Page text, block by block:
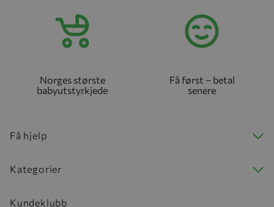
Norges største
babyutstyrkjede
Få først – betal
senere
Få hjelp
Kategorier
Kundeklubb